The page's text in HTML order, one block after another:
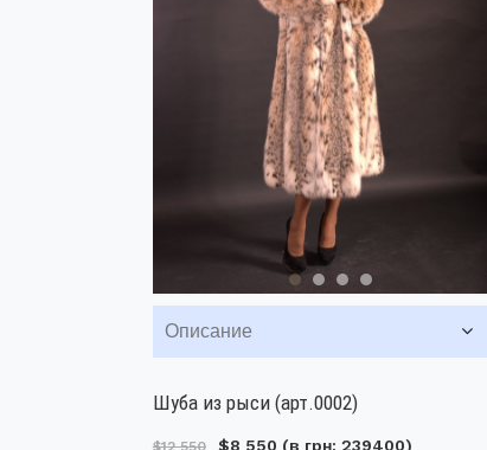
Описание
Шуба из рыси (арт.0002)
$12 550 $8 550 (в грн: 239400)